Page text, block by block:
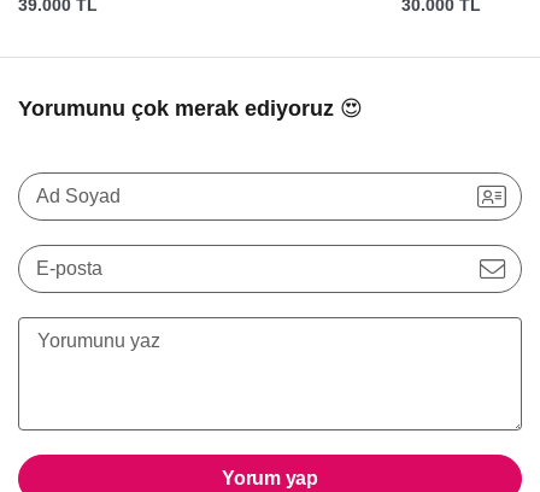
39.000 TL
30.000 TL
Yorumunu çok merak ediyoruz 😍
Ad Soyad
E-posta
Yorum yap